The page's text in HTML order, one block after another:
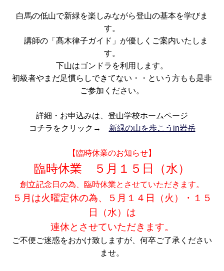
白馬の低山で新緑を楽しみながら登山の基本を学びま
す。
講師の「髙木律子ガイド」が優しくご案内いたしま
す。
下山はゴンドラを利用します。
初級者やまだ足慣らしできてない・・という方もも是非
ご参加ください。
詳細・お申込みは、登山学校ホームページ
コチラをクリック→ 新緑の山を歩こうin岩岳
【臨時休業のお知らせ】
臨時休業 ５月１５日（水）
創立記念日の為、臨時休業とさせていただきます。
５月は火曜定休の為、５月１４日（火）・１５
日（水）は
連休とさせていただきます。
ご不便ご迷惑をおかけ致しますが、何卒ご了承ください
ませ。